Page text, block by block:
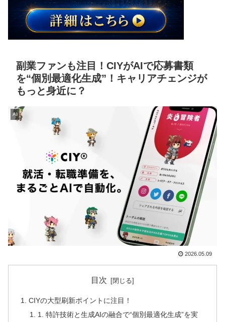
副業ファンも注目！CIYがAIで応募書類
を“個別最適化生成”！キャリアチェンジが
もっと身近に？
AI
2026.05.09
目次
CIYの大型刷新ポイントに注目！
1. 特許技術と生成AIの融合で“個別最適化生成”を実